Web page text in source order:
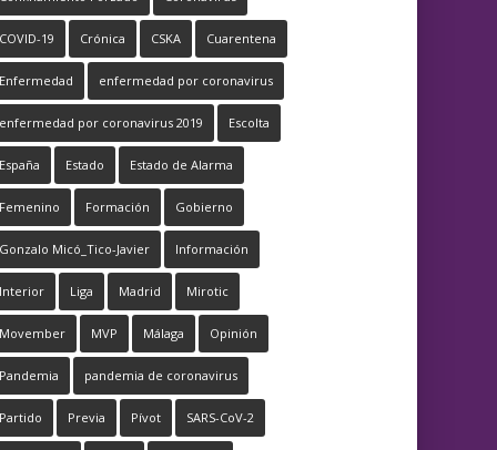
COVID-19 Crónica CSKA Cuarentena
Enfermedad enfermedad por coronavirus
enfermedad por coronavirus 2019 Escolta
España Estado Estado de Alarma
Femenino Formación Gobierno
Gonzalo Micó_Tico-Javier Información
Interior Liga Madrid Mirotic
Movember MVP Málaga Opinión
Pandemia pandemia de coronavirus
Partido Previa Pívot SARS-CoV-2